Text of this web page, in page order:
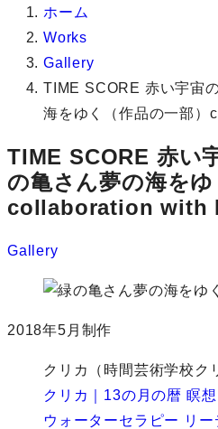
ホーム
Works
Gallery
TIME SCORE 赤い宇宙
海をゆく（作品の一部
TIME SCORE 赤い
の亀さん夢の海をゆ
collaboration with
Gallery
2018年5月制作
クリカ（時間芸術学校ク
クリカ｜13の月の暦 瞑
ウォーターセラピー リー